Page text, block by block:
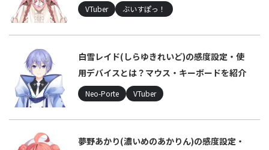
VTuber ぶいすぽっ！
白雪レイド(しらゆきれいど)の感度設定・使
用デバイスとは？マウス・キーボードを紹介
Neo-Porte VTuber
夢野あかり(濃いめのあかりん)の感度設定・